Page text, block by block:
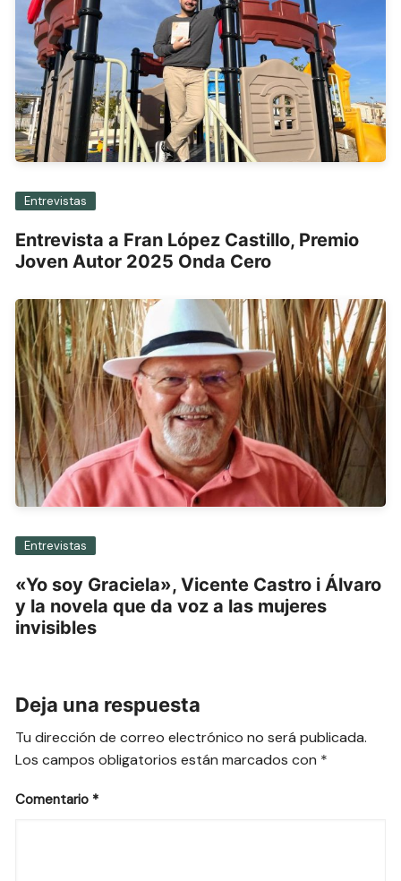
Entrevistas
Entrevista a Fran López Castillo, Premio
Joven Autor 2025 Onda Cero
Entrevistas
«Yo soy Graciela», Vicente Castro i Álvaro
y la novela que da voz a las mujeres
invisibles
Deja una respuesta
Tu dirección de correo electrónico no será publicada.
Los campos obligatorios están marcados con *
Comentario *